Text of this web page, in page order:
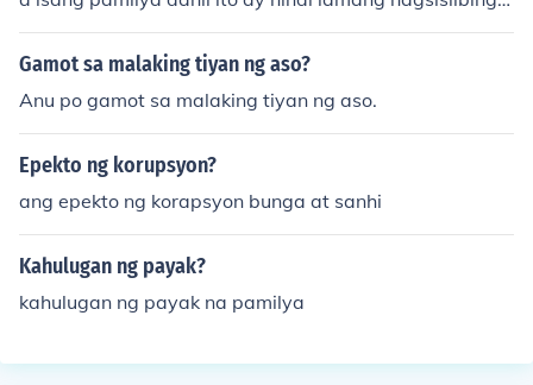
agkain kundi simbolo ng kultura at tradisyon. Ang pagh
ahanda at pagkain ng mga lokal na putahe ay nagbub
pagkakaroon ng bonding at pag-uusap. Bukod dito, an
g mga putahe ay nagdadala ng mga alaala at kwento
mula sa nakaraan, na nagpapalalim sa pagkakaunawa
an at pagmamahalan sa loob ng pamilya. Sa kabuuan,
akilanlan at kasaysayan ng bawat pamilyang Pilipino.
Gamot sa malaking tiyan ng aso?
Anu po gamot sa malaking tiyan ng aso.
Epekto ng korupsyon?
ang epekto ng korapsyon bunga at sanhi
Kahulugan ng payak?
kahulugan ng payak na pamilya